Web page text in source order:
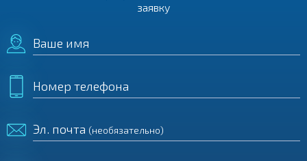
заявку
Ваше имя
Номер телефона
Эл. почта (необязательно)